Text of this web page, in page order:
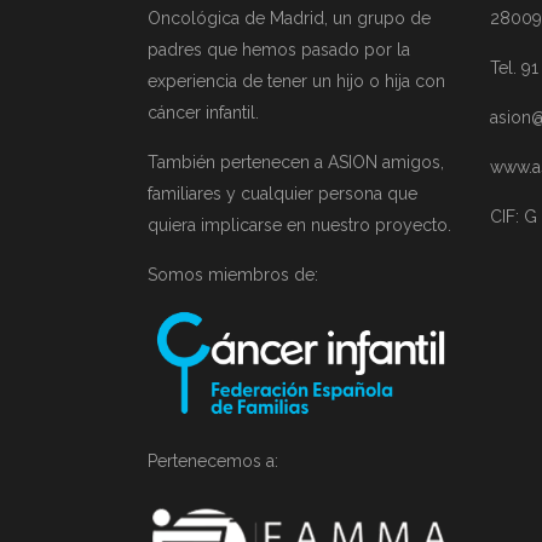
Oncológica de Madrid, un grupo de
padres que hemos pasado por la
experiencia de tener un hijo o hija con
cáncer infantil.
También pertenecen a ASION amigos,
familiares y cualquier persona que
quiera implicarse en nuestro proyecto.
Somos miembros de:
Pertenecemos a:
Tel.
CIF: